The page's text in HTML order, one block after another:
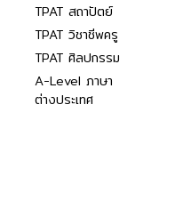
TPAT สถาปัตย์
TPAT วิชาชีพครู
TPAT ศิลปกรรม
A-Level ภาษา
ต่างประเทศ